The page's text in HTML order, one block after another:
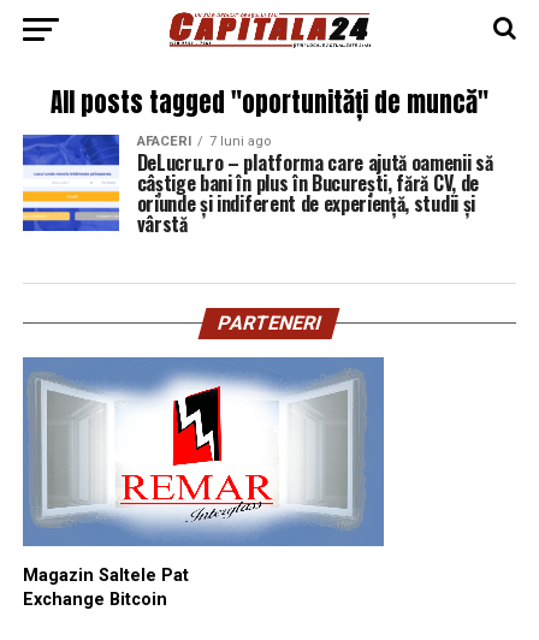
All posts tagged "oportunități de muncă"
AFACERI 7 luni ago
DeLucru.ro – platforma care ajută oamenii să
câștige bani în plus în București, fără CV, de
oriunde și indiferent de experiență, studii și
vârstă
PARTENERI
Magazin Saltele Pat
Exchange Bitcoin